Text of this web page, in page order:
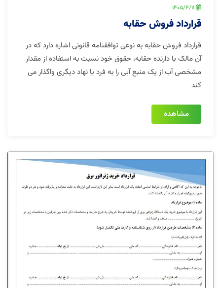
1405/4/11
قرارداد فروش حقابه
قرارداد فروش حقابه به نوعی توافقنامه قانونی اشاره دارد که در
آن مالک یا دارنده حقابه، حقوق خود نسبت به استفاده از مقدار
مشخصی آب از یک منبع آبی را به فرد یا نهاد دیگری واگذار می
کند
مشاهده